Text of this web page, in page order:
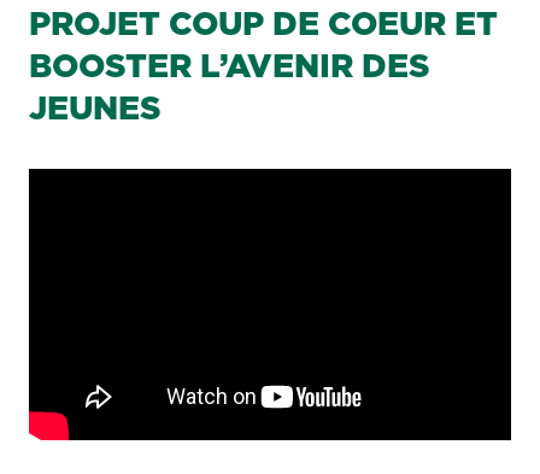
PROJET COUP DE COEUR ET
BOOSTER L’AVENIR DES
JEUNES